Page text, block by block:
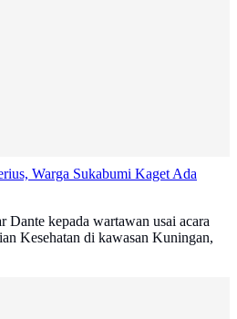
Warga Sukabumi Kaget Ada
Dante kepada wartawan usai acara
Kesehatan di kawasan Kuningan,